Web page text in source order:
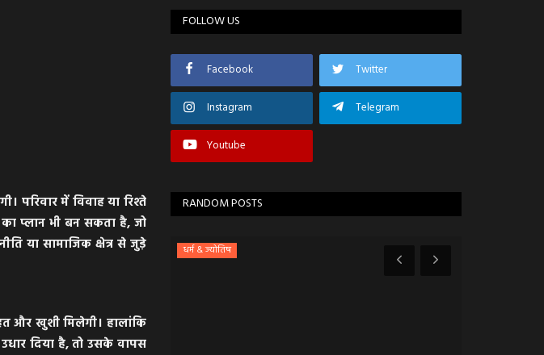
में विवाह या रिश्ते
प्लान भी बन सकता है, जो
या सामाजिक क्षेत्र से जुड़े
और खुशी मिलेगी। हालांकि
दिया है, तो उसके वापस
FOLLOW US
Facebook Twitter
Instagram Telegram
Youtube
RANDOM POSTS
धर्म & ज्योतिष